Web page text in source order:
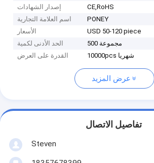
إصدار الشهادات
CE,RoHS
اسم العلامة التجارية
PONEY
الأسعار
USD 50-120 piece
الحد الأدنى لكمية
500 مجموعة
القدرة على العرض
10000pcs شهريا
عرض المزيد
تفاصيل الاتصال
Steven